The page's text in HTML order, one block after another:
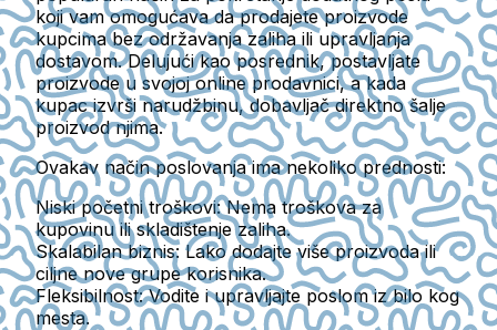
koji vam omogućava da prodajete proizvode
kupcima bez održavanja zaliha ili upravljanja
dostavom. Delujući kao posrednik, postavljate
proizvode u svojoj online prodavnici, a kada
kupac izvrši narudžbinu, dobavljač direktno šalje
proizvod njima.
Ovakav način poslovanja ima nekoliko prednosti:
Niski početni troškovi: Nema troškova za
kupovinu ili skladištenje zaliha.
Skalabilan biznis: Lako dodajte više proizvoda ili
ciljne nove grupe korisnika.
Fleksibilnost: Vodite i upravljajte poslom iz bilo kog
mesta.